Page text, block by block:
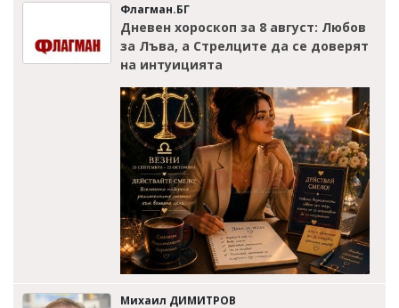
Флагман.БГ
Дневен хороскоп за 8 август: Любов
за Лъва, а Стрелците да се доверят
на интуицията
Михаил ДИМИТРОВ